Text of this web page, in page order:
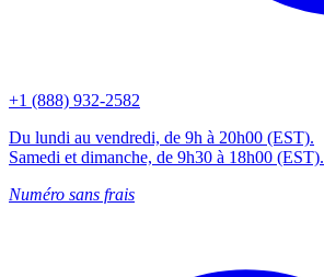
+1 (888) 932-2582
Du lundi au vendredi, de 9h à 20h00 (EST).
Samedi et dimanche, de 9h30 à 18h00 (EST).
Numéro sans frais